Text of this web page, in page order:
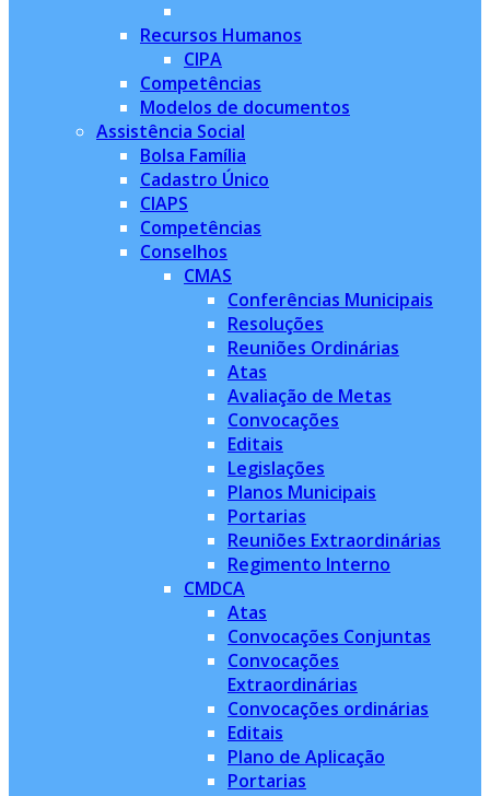
Recursos Humanos
CIPA
Competências
Modelos de documentos
Assistência Social
Bolsa Família
Cadastro Único
CIAPS
Competências
Conselhos
CMAS
Conferências Municipais
Resoluções
Reuniões Ordinárias
Atas
Avaliação de Metas
Convocações
Editais
Legislações
Planos Municipais
Portarias
Reuniões Extraordinárias
Regimento Interno
CMDCA
Atas
Convocações Conjuntas
Convocações
Extraordinárias
Convocações ordinárias
Editais
Plano de Aplicação
Portarias